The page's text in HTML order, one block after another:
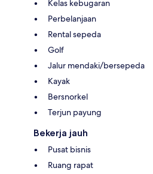
Kelas kebugaran
Perbelanjaan
Rental sepeda
Golf
Jalur mendaki/bersepeda
Kayak
Bersnorkel
Terjun payung
Bekerja jauh
Pusat bisnis
Ruang rapat